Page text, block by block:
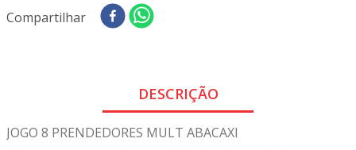
Compartilhar
DESCRIÇÃO
JOGO 8 PRENDEDORES MULT ABACAXI